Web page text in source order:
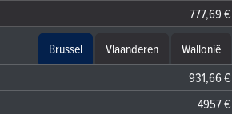
777,69 €
Brussel Vlaanderen
Wallonië
931,66 €
4957 €